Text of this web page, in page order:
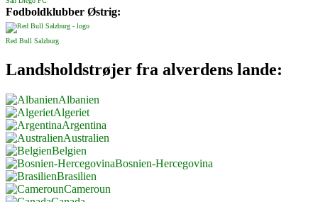
Fodboldklubber Østrig:
Red Bull Salzburg
Landsholdstrøjer fra alverdens lande:
Albanien
Algeriet
Argentina
Australien
Belgien
Bosnien-Hercegovina
Brasilien
Cameroun